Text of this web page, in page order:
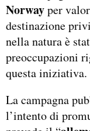
Norwayper
destinazione
nella natura è
preoccupazioni
questa iniziativa.
La campagna
l’intento di